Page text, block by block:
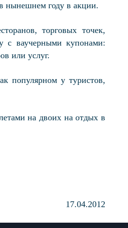
нынешнем году в акции.
торговых точек,
с ваучерными купонами:
или услуг.
популярном у туристов,
на двоих на отдых в
17.04.2012